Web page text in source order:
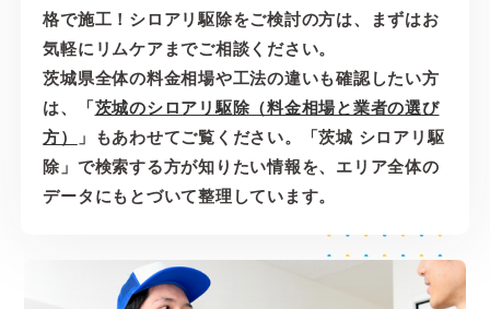
格で施工！シロアリ駆除をご検討の方は、まずはお
気軽にリムケアまでご相談ください。
茨城県全体の料金相場や工法の違いも確認したい方
は、「茨城のシロアリ駆除（料金相場と業者の選び
方）
」もあわせてご覧ください。「茨城 シロアリ駆
除」で検索する方が知りたい情報を、エリア全体の
データにもとづいて整理しています。